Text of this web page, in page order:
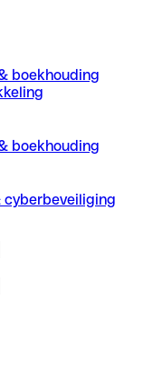
boekhouding
boekhouding
cyberbeveiliging